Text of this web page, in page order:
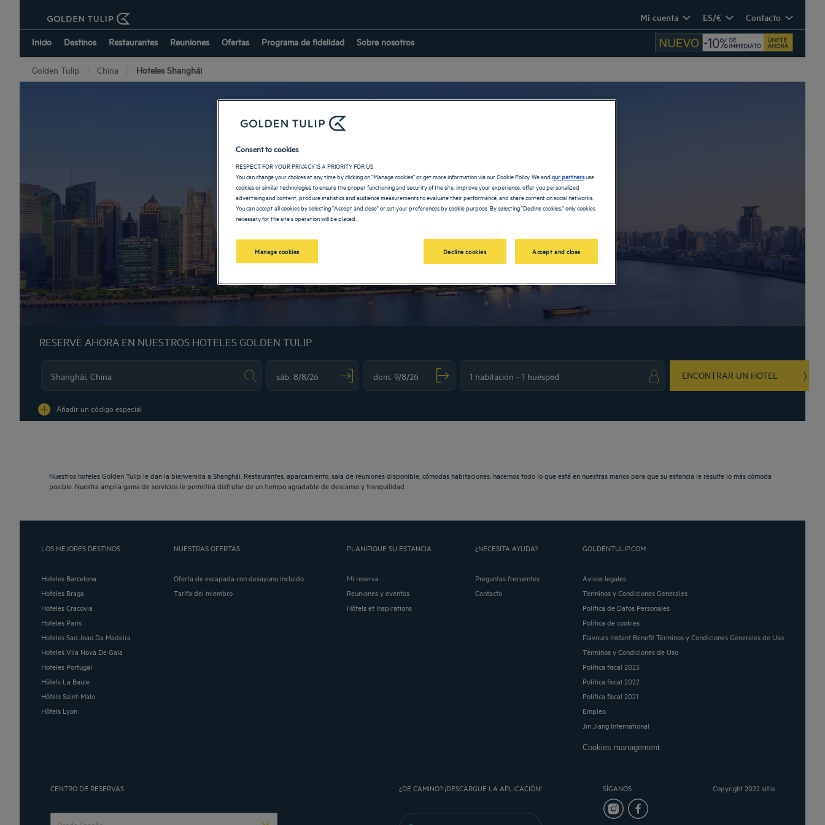
Mi cuenta ES/€ Contacto
Inicio Destinos Restaurantes Reuniones Ofertas Programa de fidelidad Sobre nosotros
Golden Tulip China Hoteles Shanghái
Hoteles en Shanghái
RESERVE AHORA EN NUESTROS HOTELES GOLDEN TULIP
ENCONTRAR UN HOTEL
Añadir un código especial
Nuestros hoteles Golden Tulip le dan la bienvenida a Shanghái. Restaurantes, aparcamiento, sala de reuniones disponible, cómodas habitaciones: hacemos todo lo que está en nuestras manos para que su estancia le resulte lo más cómoda
posible. Nuestra amplia gama de servicios le permitirá disfrutar de un tiempo agradable de descanso y tranquilidad.
LOS MEJORES DESTINOS
Hoteles Barcelona
Hoteles Braga
Hoteles Cracovia
Hoteles Paris
Hoteles Sao Joao Da Madeira
Hoteles Vila Nova De Gaia
Hoteles Portugal
Hôtels La Baule
Hôtels Saint-Malo
Hôtels Lyon
NUESTRAS OFERTAS
Oferta de escapada con desayuno incluido
Tarifa del miembro
PLANIFIQUE SU ESTANCIA
Mi reserva
Reuniones y eventos
Hôtels et Inspirations
¿NECESITA AYUDA?
Preguntas frecuentes
Contacto
GOLDENTULIP.COM
Avisos legales
Términos y Condiciones Generales
Política de Datos Personales
Política de cookies
Flavours Instant Benefit Términos y Condiciones Generales de Uso
Términos y Condiciones de Uso
Política fiscal 2023
Política fiscal 2022
Política fiscal 2021
Empleo
Jin Jiang International
Cookies management
CENTRO DE RESERVAS ¿DE CAMINO? ¡DESCARGUE LA APLICACIÓN! SÍGANOS Copyright 2022 sitio
Consent to cookies
RESPECT FOR YOUR PRIVACY IS A PRIORITY FOR US
You can change your choices at any time by clicking on "Manage cookies" or get more information via our Cookie Policy. We andour partnersuse
cookies or similar technologies to ensure the proper functioning and security of the site, improve your experience, offer you personalized
advertising and content, produce statistics and audience measurements to evaluate their performance, and share content on social networks.
You can accept all cookies by selecting "Accept and close" or set your preferences by cookie purpose. By selecting "Decline cookies," only cookies
necessary for the site's operation will be placed.
Manage cookies Decline cookies Accept and close